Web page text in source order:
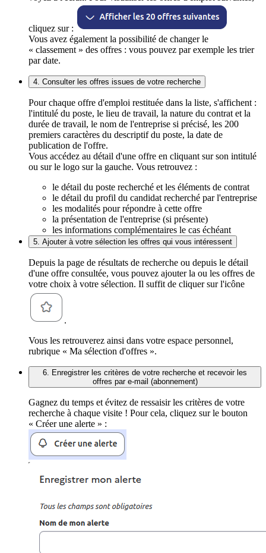
cliquez sur :
Vous avez également la possibilité de changer le
« classement » des offres : vous pouvez par exemple les trier
par date.
4. Consulter les offres issues de votre recherche
Pour chaque offre d'emploi restituée dans la liste, s'affichent :
l'intitulé du poste, le lieu de travail, la nature du contrat et la
durée de travail, le nom de l'entreprise si précisé, les 200
premiers caractères du descriptif du poste, la date de
publication de l'offre.
Vous accédez au détail d'une offre en cliquant sur son intitulé
ou sur le logo sur la gauche. Vous retrouvez :
le détail du poste recherché et les éléments de contrat
le détail du profil du candidat recherché par l'entreprise
les modalités pour répondre à cette offre
la présentation de l'entreprise (si présente)
les informations complémentaires le cas échéant
5. Ajouter à votre sélection les offres qui vous intéressent
Depuis la page de résultats de recherche ou depuis le détail
d'une offre consultée, vous pouvez ajouter la ou les offres de
votre choix à votre sélection. Il suffit de cliquer sur l'icône
.
Vous les retrouverez ainsi dans votre espace personnel,
rubrique « Ma sélection d'offres ».
6. Enregistrer les critères de votre recherche et recevoir les
offres par e-mail (abonnement)
Gagnez du temps et évitez de ressaisir les critères de votre
recherche à chaque visite ! Pour cela, cliquez sur le bouton
« Créer une alerte » :